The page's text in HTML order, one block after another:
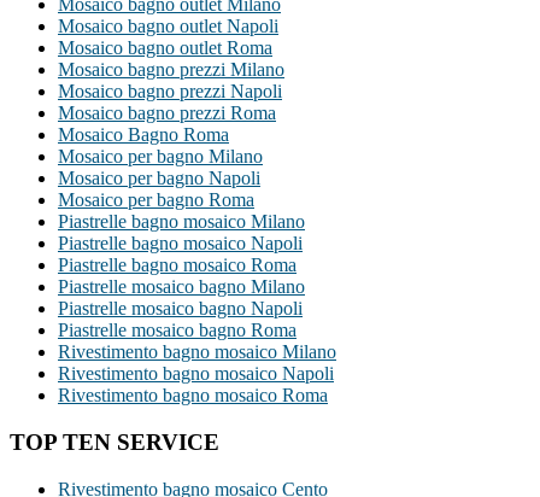
Mosaico bagno outlet Milano
Mosaico bagno outlet Napoli
Mosaico bagno outlet Roma
Mosaico bagno prezzi Milano
Mosaico bagno prezzi Napoli
Mosaico bagno prezzi Roma
Mosaico Bagno Roma
Mosaico per bagno Milano
Mosaico per bagno Napoli
Mosaico per bagno Roma
Piastrelle bagno mosaico Milano
Piastrelle bagno mosaico Napoli
Piastrelle bagno mosaico Roma
Piastrelle mosaico bagno Milano
Piastrelle mosaico bagno Napoli
Piastrelle mosaico bagno Roma
Rivestimento bagno mosaico Milano
Rivestimento bagno mosaico Napoli
Rivestimento bagno mosaico Roma
TOP TEN SERVICE
Rivestimento bagno mosaico Cento